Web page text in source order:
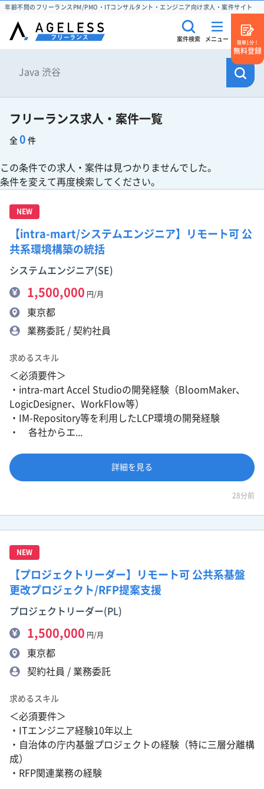
年齢不問のフリーランスPM/PMO・ITコンサルタント・エンジニア向け求人・案件サイト
案件検索 メニュー
簡単1分！
無料登録
フリーランス求人・案件一覧
全 0 件
この条件での求人・案件は見つかりませんでした。
条件を変えて再度検索してください。
NEW
【intra-mart/システムエンジニア】リモート可 公
共系環境構築の統括
システムエンジニア(SE)
1,500,000 円/月
東京都
業務委託 / 契約社員
求めるスキル
＜必須要件＞
・intra-mart Accel Studioの開発経験（BloomMaker、
LogicDesigner、WorkFlow等）
・IM-Repository等を利用したLCP環境の開発経験
・ 各社からエ...
詳細を見る
28分前
NEW
【プロジェクトリーダー】リモート可 公共系基盤
更改プロジェクト/RFP提案支援
プロジェクトリーダー(PL)
1,500,000 円/月
東京都
契約社員 / 業務委託
求めるスキル
＜必須要件＞
・ITエンジニア経験10年以上
・自治体の庁内基盤プロジェクトの経験（特に三層分離構
成）
・RFP関連業務の経験